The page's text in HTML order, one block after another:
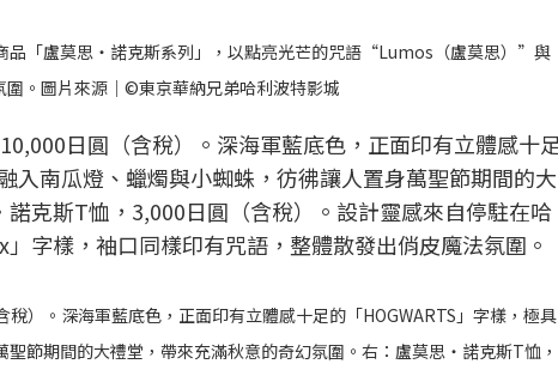
品「盧莫思・諾克斯系列」，以點亮光芒的咒語“Lumos（盧莫思）”與
。圖片來源｜©東京華納兄弟哈利波特影城
）。深海軍藍底色，正面印有立體感十足的「HOGWARTS」字樣，極具
節期間的大禮堂，帶來充滿秋意的奇幻氛圍。右：盧莫思・諾克斯T恤，